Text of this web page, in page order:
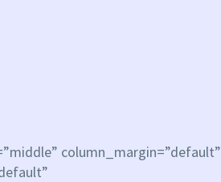
column_margin=”default”